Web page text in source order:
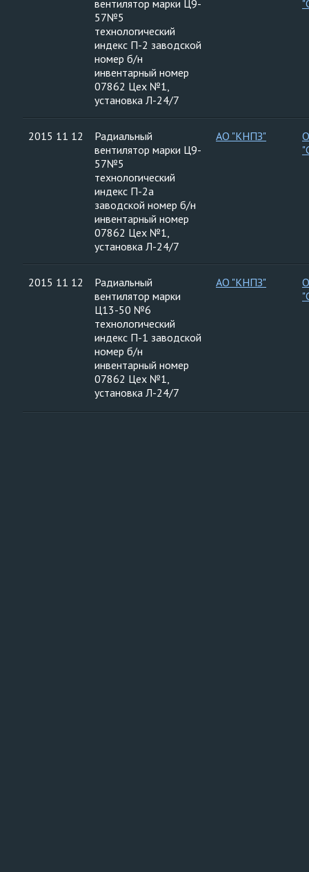
вентилятор марки Ц9-
57№5
технологический
индекс П-2 заводской
номер б/н
инвентарный номер
07862 Цех №1,
установка Л-24/7
2015 11 12
Радиальный
вентилятор марки Ц9-
57№5
технологический
индекс П-2а
заводской номер б/н
инвентарный номер
07862 Цех №1,
установка Л-24/7
АО "КНПЗ"
2015 11 12
Радиальный
вентилятор марки
Ц13-50 №6
технологический
индекс П-1 заводской
номер б/н
инвентарный номер
07862 Цех №1,
установка Л-24/7
АО "КНПЗ"